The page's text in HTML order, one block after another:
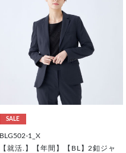
SALE
BLG502-1_X
【就活.】【年間】【BL】2釦ジャ